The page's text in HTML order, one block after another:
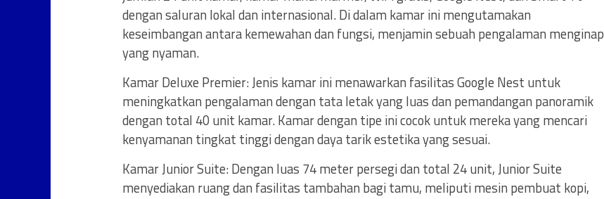
dengan saluran lokal dan internasional. Di dalam kamar ini mengutamakan
keseimbangan antara kemewahan dan fungsi, menjamin sebuah pengalaman menginap
yang nyaman.
Kamar Deluxe Premier: Jenis kamar ini menawarkan fasilitas Google Nest untuk
meningkatkan pengalaman dengan tata letak yang luas dan pemandangan panoramik
dengan total 40 unit kamar. Kamar dengan tipe ini cocok untuk mereka yang mencari
kenyamanan tingkat tinggi dengan daya tarik estetika yang sesuai.
Kamar Junior Suite: Dengan luas 74 meter persegi dan total 24 unit, Junior Suite
menyediakan ruang dan fasilitas tambahan bagi tamu, meliputi mesin pembuat kopi,